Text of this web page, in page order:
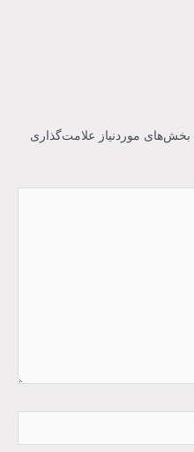
بخش‌های موردنیاز علامت‌گذاری